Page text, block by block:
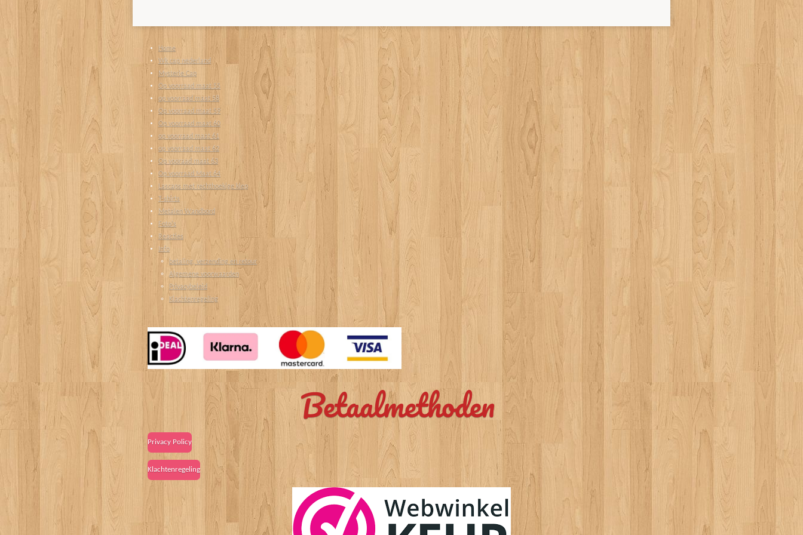
Home
Wk cap nederland
Mysterie Cap
Op voorraad maat 55
op voorraad maat 58
Op voorraad maat 59
Op voorraad maat 60
op voorraad maat 61
op voorraad maat 62
Op vooraad maat 63
Op voorraad Maat 64
Lascaps met rechthoekige klep
T-shirts
Metalen Wandbord
Foto's
Reacties
Info
betaling, verzending en retour
Algemene voorwaarden
Privacybeleid
Klachtenregeling
Betaalmethoden
Privacy Policy
Klachtenregeling